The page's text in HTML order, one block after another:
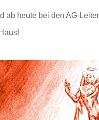
ab heute bei den AG-